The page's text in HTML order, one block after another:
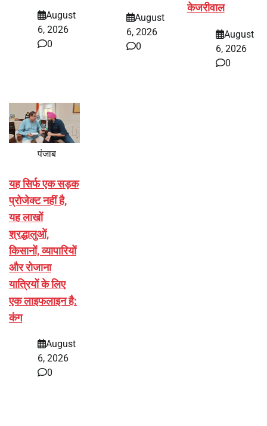
August
6, 2026
0
August
6, 2026
0
केजरीवाल
August
6, 2026
0
पंजाब
यह सिर्फ एक सड़क
प्रोजेक्ट नहीं है,
यह लाखों
श्रद्धालुओं,
किसानों, व्यापारियों
और रोजाना
यात्रियों के लिए
एक लाइफलाइन है:
कंग
August
6, 2026
0